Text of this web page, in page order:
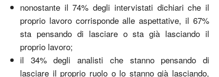
nonostante il 74% degli intervistati dichiari che il
proprio lavoro corrisponde alle aspettative, il 67%
sta pensando di lasciare o sta già lasciando il
proprio lavoro;
il 34% degli analisti che stanno pensando di
lasciare il proprio ruolo o lo stanno già lasciando,